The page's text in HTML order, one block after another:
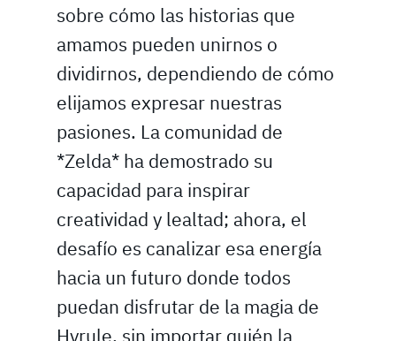
sobre cómo las historias que
amamos pueden unirnos o
dividirnos, dependiendo de cómo
elijamos expresar nuestras
pasiones. La comunidad de
*Zelda* ha demostrado su
capacidad para inspirar
creatividad y lealtad; ahora, el
desafío es canalizar esa energía
hacia un futuro donde todos
puedan disfrutar de la magia de